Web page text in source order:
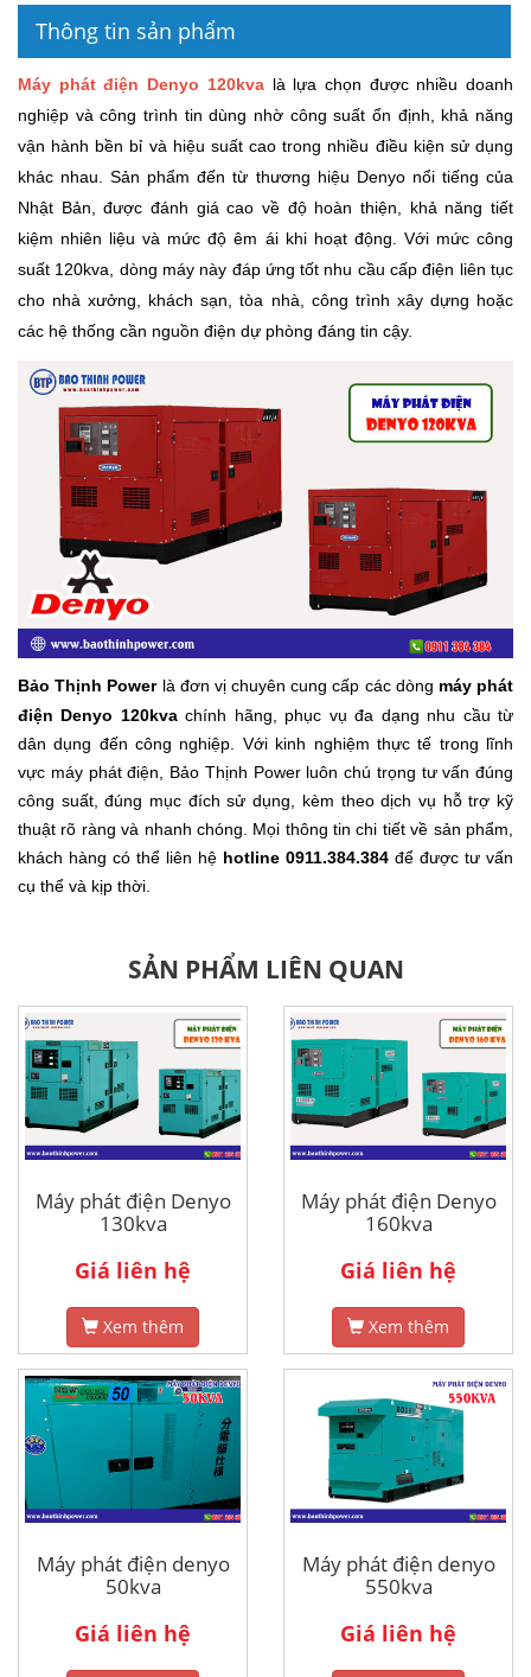
Thông tin sản phẩm
Máy phát điện Denyo 120kvalà lựa chọn được nhiều doanh
nghiệp và công trình tin dùng nhờ công suất ổn định, khả năng
vận hành bền bỉ và hiệu suất cao trong nhiều điều kiện sử dụng
khác nhau. Sản phẩm đến từ thương hiệu Denyo nổi tiếng của
Nhật Bản, được đánh giá cao về độ hoàn thiện, khả năng tiết
kiệm nhiên liệu và mức độ êm ái khi hoạt động. Với mức công
suất 120kva, dòng máy này đáp ứng tốt nhu cầu cấp điện liên tục
cho nhà xưởng, khách sạn, tòa nhà, công trình xây dựng hoặc
các hệ thống cần nguồn điện dự phòng đáng tin cậy.
Bảo Thịnh Powerlà đơn vị chuyên cung cấp các dòng máy phát
điện Denyo 120kvachính hãng, phục vụ đa dạng nhu cầu từ
dân dụng đến công nghiệp. Với kinh nghiệm thực tế trong lĩnh
vực máy phát điện, Bảo Thịnh Power luôn chú trọng tư vấn đúng
công suất, đúng mục đích sử dụng, kèm theo dịch vụ hỗ trợ kỹ
thuật rõ ràng và nhanh chóng. Mọi thông tin chi tiết về sản phẩm,
khách hàng có thể liên hệ hotline 0911.384.384 để được tư vấn
cụ thể và kịp thời.
SẢN PHẨM LIÊN QUAN
Máy phát điện Denyo
130kva
Giá liên hệ
Xem thêm
Máy phát điện Denyo
160kva
Giá liên hệ
Xem thêm
Máy phát điện denyo
50kva
Giá liên hệ
Máy phát điện denyo
550kva
Giá liên hệ